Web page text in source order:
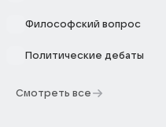
Философский вопрос
Политические дебаты
Смотреть все